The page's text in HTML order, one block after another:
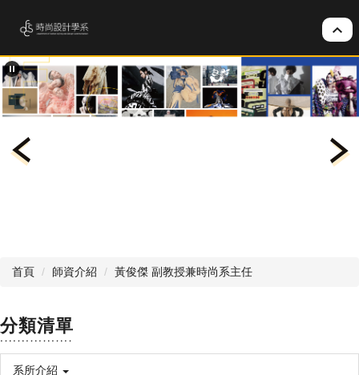
要
內
容
區
首頁 師資介紹 黃俊傑 副教授兼時尚系主任
分類清單
系所介紹